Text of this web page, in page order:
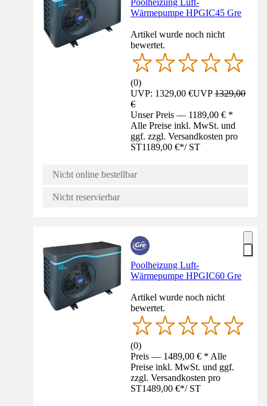
Poolheizung Luft-
Wärmepumpe HPGIC45 Gre
Artikel wurde noch nicht
bewertet.
(0)
UVP: 1329,00 €UVP1329,00
€
Unser Preis — 1189,00 € *
Alle Preise inkl. MwSt. und
ggf. zzgl. Versandkosten pro
ST1189,00 €*/ ST
Nicht online bestellbar
Nicht reservierbar
Poolheizung Luft-
Wärmepumpe HPGIC60 Gre
Artikel wurde noch nicht
bewertet.
(0)
Preis — 1489,00 € * Alle
Preise inkl. MwSt. und ggf.
zzgl. Versandkosten pro
ST1489,00 €*/ ST